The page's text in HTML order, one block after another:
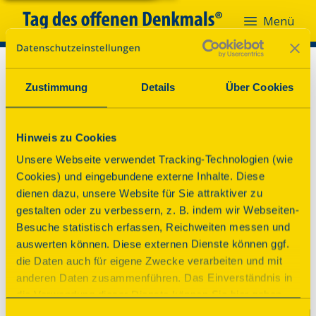
Zustimmung Details Über Cookies
Hinweis zu Cookies
Unsere Webseite verwendet Tracking-Technologien (wie
Cookies) und eingebundene externe Inhalte. Diese
dienen dazu, unsere Website für Sie attraktiver zu
gestalten oder zu verbessern, z. B. indem wir Webseiten-
Besuche statistisch erfassen, Reichweiten messen und
auswerten können. Diese externen Dienste können ggf.
die Daten auch für eigene Zwecke verarbeiten und mit
anderen Daten zusammenführen. Das Einverständnis in
die Verwendung dieser Dienste können Sie hier geben.
Menü